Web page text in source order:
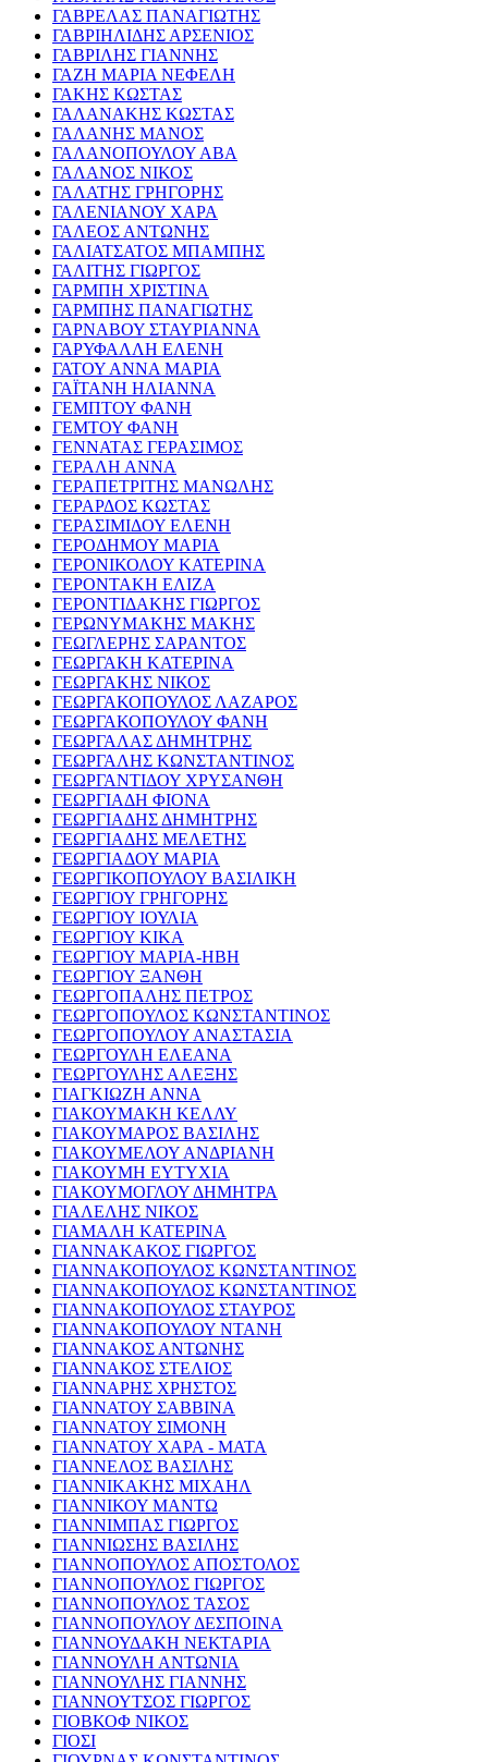
ΓΑΒΡΕΛΑΣ ΠΑΝΑΓΙΩΤΗΣ
ΓΑΒΡΙΗΛΙΔΗΣ ΑΡΣΕΝΙΟΣ
ΓΑΒΡΙΛΗΣ ΓΙΑΝΝΗΣ
ΓΑΖΗ ΜΑΡΙΑ ΝΕΦΕΛΗ
ΓΑΚΗΣ ΚΩΣΤΑΣ
ΓΑΛΑΝΑΚΗΣ ΚΩΣΤΑΣ
ΓΑΛΑΝΗΣ ΜΑΝΟΣ
ΓΑΛΑΝΟΠΟΥΛΟΥ ΑΒΑ
ΓΑΛΑΝΟΣ ΝΙΚΟΣ
ΓΑΛΑΤΗΣ ΓΡΗΓΟΡΗΣ
ΓΑΛΕΝΙΑΝΟΥ ΧΑΡΑ
ΓΑΛΕΟΣ ΑΝΤΩΝΗΣ
ΓΑΛΙΑΤΣΑΤΟΣ ΜΠΑΜΠΗΣ
ΓΑΛΙΤΗΣ ΓΙΩΡΓΟΣ
ΓΑΡΜΠΗ ΧΡΙΣΤΙΝΑ
ΓΑΡΜΠΗΣ ΠΑΝΑΓΙΩΤΗΣ
ΓΑΡΝΑΒΟΥ ΣΤΑΥΡΙΑΝΝΑ
ΓΑΡΥΦΑΛΛΗ ΕΛΕΝΗ
ΓΑΤΟΥ ΑΝΝΑ ΜΑΡΙΑ
ΓΑΪΤΑΝΗ ΗΛΙΑΝΝΑ
ΓΕΜΠΤΟΥ ΦΑΝΗ
ΓΕΜΤΟΥ ΦΑΝΗ
ΓΕΝΝΑΤΑΣ ΓΕΡΑΣΙΜΟΣ
ΓΕΡΑΛΗ ΑΝΝΑ
ΓΕΡΑΠΕΤΡΙΤΗΣ ΜΑΝΩΛΗΣ
ΓΕΡΑΡΔΟΣ ΚΩΣΤΑΣ
ΓΕΡΑΣΙΜΙΔΟΥ ΕΛΕΝΗ
ΓΕΡΟΔΗΜΟΥ ΜΑΡΙΑ
ΓΕΡΟΝΙΚΟΛΟΥ ΚΑΤΕΡΙΝΑ
ΓΕΡΟΝΤΑΚΗ ΕΛΙΖΑ
ΓΕΡΟΝΤΙΔΑΚΗΣ ΓΙΩΡΓΟΣ
ΓΕΡΩΝΥΜΑΚΗΣ ΜΑΚΗΣ
ΓΕΩΓΛΕΡΗΣ ΣΑΡΑΝΤΟΣ
ΓΕΩΡΓΑΚΗ ΚΑΤΕΡΙΝΑ
ΓΕΩΡΓΑΚΗΣ ΝΙΚΟΣ
ΓΕΩΡΓΑΚΟΠΟΥΛΟΣ ΛΑΖΑΡΟΣ
ΓΕΩΡΓΑΚΟΠΟΥΛΟΥ ΦΑΝΗ
ΓΕΩΡΓΑΛΑΣ ΔΗΜΗΤΡΗΣ
ΓΕΩΡΓΑΛΗΣ ΚΩΝΣΤΑΝΤΙΝΟΣ
ΓΕΩΡΓΑΝΤΙΔΟΥ ΧΡΥΣΑΝΘΗ
ΓΕΩΡΓΙΑΔΗ ΦΙΟΝΑ
ΓΕΩΡΓΙΑΔΗΣ ΔΗΜΗΤΡΗΣ
ΓΕΩΡΓΙΑΔΗΣ ΜΕΛΕΤΗΣ
ΓΕΩΡΓΙΑΔΟΥ ΜΑΡΙΑ
ΓΕΩΡΓΙΚΟΠΟΥΛΟΥ ΒΑΣΙΛΙΚΗ
ΓΕΩΡΓΙΟΥ ΓΡΗΓΟΡΗΣ
ΓΕΩΡΓΙΟΥ ΙΟΥΛΙΑ
ΓΕΩΡΓΙΟΥ ΚΙΚΑ
ΓΕΩΡΓΙΟΥ ΜΑΡΙΑ-ΗΒΗ
ΓΕΩΡΓΙΟΥ ΞΑΝΘΗ
ΓΕΩΡΓΟΠΑΛΗΣ ΠΕΤΡΟΣ
ΓΕΩΡΓΟΠΟΥΛΟΣ ΚΩΝΣΤΑΝΤΙΝΟΣ
ΓΕΩΡΓΟΠΟΥΛΟΥ ΑΝΑΣΤΑΣΙΑ
ΓΕΩΡΓΟΥΛΗ ΕΛΕΑΝΑ
ΓΕΩΡΓΟΥΛΗΣ ΑΛΕΞΗΣ
ΓΙΑΓΚΙΩΖΗ ΑΝΝΑ
ΓΙΑΚΟΥΜΑΚΗ ΚΕΛΛΥ
ΓΙΑΚΟΥΜΑΡΟΣ ΒΑΣΙΛΗΣ
ΓΙΑΚΟΥΜΕΛΟΥ ΑΝΔΡΙΑΝΗ
ΓΙΑΚΟΥΜΗ ΕΥΤΥΧΙΑ
ΓΙΑΚΟΥΜΟΓΛΟΥ ΔΗΜΗΤΡΑ
ΓΙΑΛΕΛΗΣ ΝΙΚΟΣ
ΓΙΑΜΑΛΗ ΚΑΤΕΡΙΝΑ
ΓΙΑΝΝΑΚΑΚΟΣ ΓΙΩΡΓΟΣ
ΓΙΑΝΝΑΚΟΠΟΥΛΟΣ ΚΩΝΣΤΑΝΤΙΝΟΣ
ΓΙΑΝΝΑΚΟΠΟΥΛΟΣ ΚΩΝΣΤΑΝΤΙΝΟΣ
ΓΙΑΝΝΑΚΟΠΟΥΛΟΣ ΣΤΑΥΡΟΣ
ΓΙΑΝΝΑΚΟΠΟΥΛΟΥ ΝΤΑΝΗ
ΓΙΑΝΝΑΚΟΣ ΑΝΤΩΝΗΣ
ΓΙΑΝΝΑΚΟΣ ΣΤΕΛΙΟΣ
ΓΙΑΝΝΑΡΗΣ ΧΡΗΣΤΟΣ
ΓΙΑΝΝΑΤΟΥ ΣΑΒΒΙΝΑ
ΓΙΑΝΝΑΤΟΥ ΣΙΜΟΝΗ
ΓΙΑΝΝΑΤΟΥ ΧΑΡΑ - ΜΑΤΑ
ΓΙΑΝΝΕΛΟΣ ΒΑΣΙΛΗΣ
ΓΙΑΝΝΙΚΑΚΗΣ ΜΙΧΑΗΛ
ΓΙΑΝΝΙΚΟΥ ΜΑΝΤΩ
ΓΙΑΝΝΙΜΠΑΣ ΓΙΩΡΓΟΣ
ΓΙΑΝΝΙΩΣΗΣ ΒΑΣΙΛΗΣ
ΓΙΑΝΝΟΠΟΥΛΟΣ ΑΠΟΣΤΟΛΟΣ
ΓΙΑΝΝΟΠΟΥΛΟΣ ΓΙΩΡΓΟΣ
ΓΙΑΝΝΟΠΟΥΛΟΣ ΤΑΣΟΣ
ΓΙΑΝΝΟΠΟΥΛΟΥ ΔΕΣΠΟΙΝΑ
ΓΙΑΝΝΟΥΔΑΚΗ ΝΕΚΤΑΡΙΑ
ΓΙΑΝΝΟΥΛΗ ΑΝΤΩΝΙΑ
ΓΙΑΝΝΟΥΛΗΣ ΓΙΑΝΝΗΣ
ΓΙΑΝΝΟΥΤΣΟΣ ΓΙΩΡΓΟΣ
ΓΙΟΒΚΟΦ ΝΙΚΟΣ
ΓΙΟΣΙ